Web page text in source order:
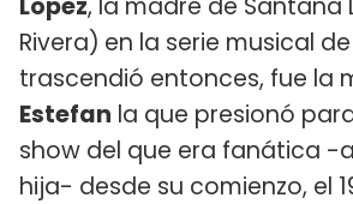
Rivera) en la serie musical de
trascendió entonces, fue la
Estefan la que presionó
show del que era fanática -
hija- desde su comienzo, el